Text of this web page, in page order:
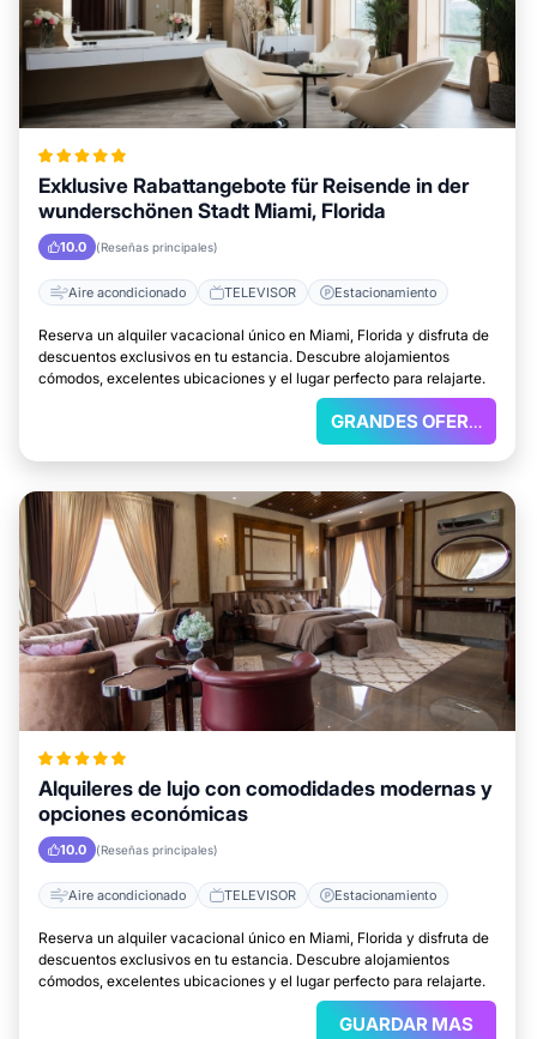
Exklusive Rabattangebote für Reisende in der
wunderschönen Stadt Miami, Florida
10.0 (Reseñas principales)
Aire acondicionado TELEVISOR Estacionamiento
Reserva un alquiler vacacional único en Miami, Florida y disfruta de
descuentos exclusivos en tu estancia. Descubre alojamientos
cómodos, excelentes ubicaciones y el lugar perfecto para relajarte.
GRANDES OFERTAS
Alquileres de lujo con comodidades modernas y
opciones económicas
10.0 (Reseñas principales)
Aire acondicionado TELEVISOR Estacionamiento
Reserva un alquiler vacacional único en Miami, Florida y disfruta de
descuentos exclusivos en tu estancia. Descubre alojamientos
cómodos, excelentes ubicaciones y el lugar perfecto para relajarte.
GUARDAR MAS